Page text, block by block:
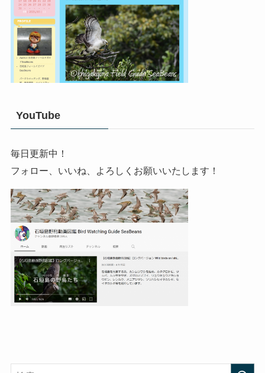
YouTube
毎日更新中！
フォロー、いいね、よろしくお願いいたします！